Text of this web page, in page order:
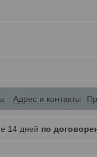
Адрес и контакты
14 дней по